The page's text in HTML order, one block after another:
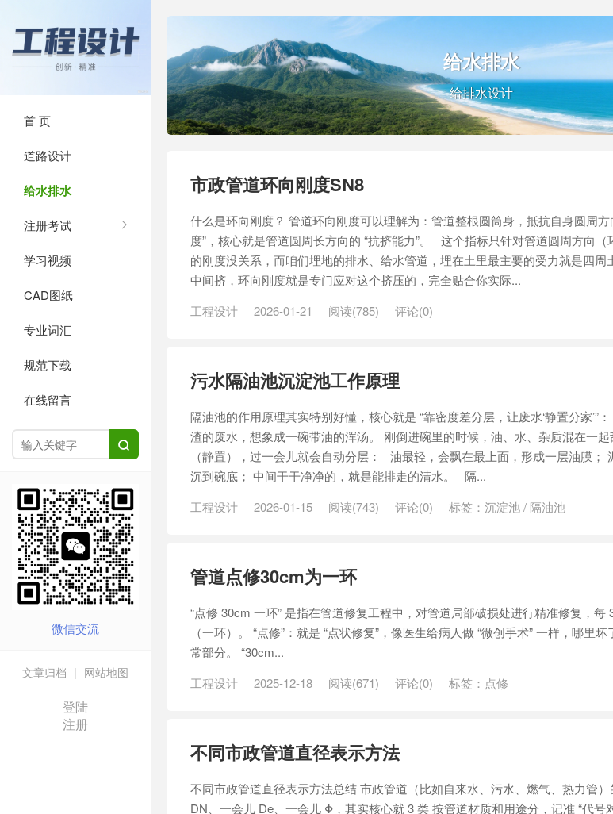
首 页
道路设计
给水排水
注册考试
学习视频
CAD图纸
专业词汇
规范下载
在线留言

微信交流
文章归档 | 网站地图
登陆
注册
给水排水
给排水设计
市政管道环向刚度SN8
什么是环向刚度？ 管道环向刚度可以理解为：管道整根圆筒身，抵抗自身圆周
度”，核心就是管道圆周长方向的 “抗挤能力”。 这个指标只针对管道圆周方向
的刚度没关系，而咱们埋地的排水、给水管道，埋在土里最主要的受力就是四周
中间挤，环向刚度就是专门应对这个挤压的，完全贴合你实际...
工程设计 2026-01-21 阅读(785) 评论(0)
污水隔油池沉淀池工作原理
隔油池的作用原理其实特别好懂，核心就是 “靠密度差分层，让废水‘静置分家
渣的废水，想象成一碗带油的浑汤。 刚倒进碗里的时候，油、水、杂质混在一
（静置），过一会儿就会自动分层： 油最轻，会飘在最上面，形成一层油膜；
沉到碗底； 中间干干净净的，就是能排走的清水。 隔...
工程设计 2026-01-15 阅读(743) 评论(0) 标签： 沉淀池/ 隔油池
管道点修30cm为一环
“点修 30cm 一环” 是指在管道修复工程中，对管道局部破损处进行精准修复，每
（一环）。 “点修”：就是 “点状修复”，像医生给病人做 “微创手术” 一样，哪里
常部分。 “30cm̶...
工程设计 2025-12-18 阅读(671) 评论(0) 标签： 点修
不同市政管道直径表示方法
不同市政管道直径表示方法总结 市政管道（比如自来水、污水、燃气、热力管
DN、一会儿 De、一会儿 Φ，其实核心就 3 类 按管道材质和用途分，记准 “代号